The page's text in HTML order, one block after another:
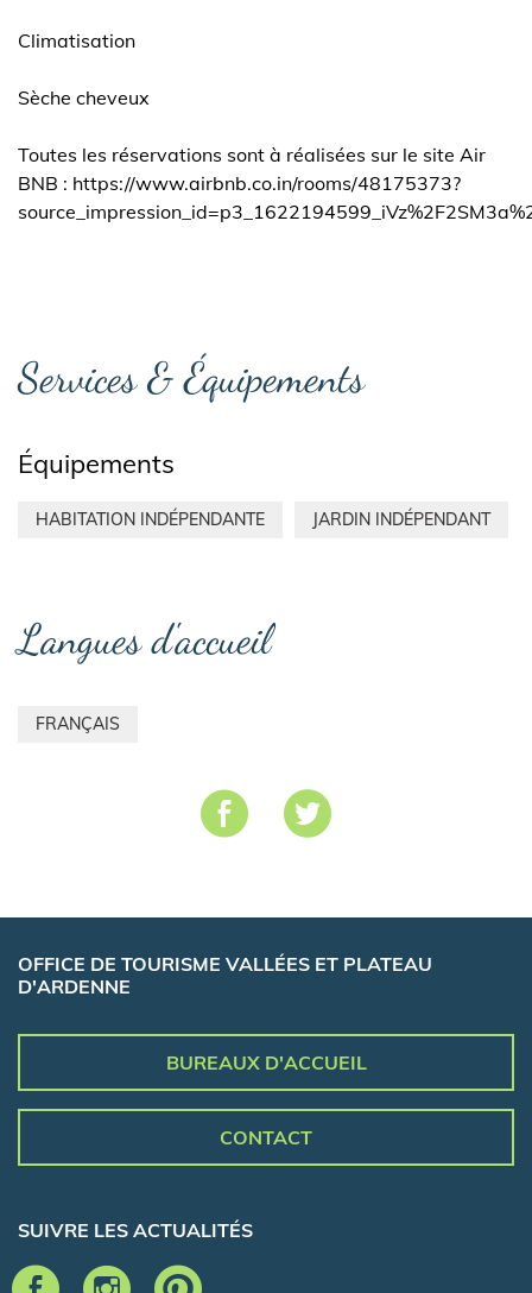
Climatisation
Sèche cheveux
Toutes les réservations sont à réalisées sur le site Air
BNB : https://www.airbnb.co.in/rooms/48175373?
Services & Équipements
Équipements
HABITATION INDÉPENDANTE JARDIN INDÉPENDANT
Langues d'accueil
FRANÇAIS
OFFICE DE TOURISME VALLÉES ET PLATEAU
D'ARDENNE
BUREAUX D'ACCUEIL
CONTACT
SUIVRE LES ACTUALITÉS